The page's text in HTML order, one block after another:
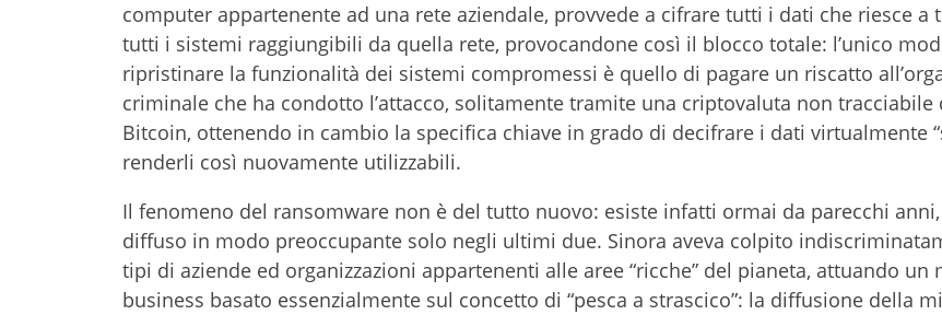
computer appartenente ad una rete aziendale, provvede a cifrare tutti i dati che riesce a
tutti i sistemi raggiungibili da quella rete, provocandone così il blocco totale: l’unico
ripristinare la funzionalità dei sistemi compromessi è quello di pagare un riscatto
criminale che ha condotto l’attacco, solitamente tramite una criptovaluta non tracciabile
Bitcoin, ottenendo in cambio la specifica chiave in grado di decifrare i dati virtualmente
renderli così nuovamente utilizzabili.
Il fenomeno del ransomware non è del tutto nuovo: esiste infatti ormai da parecchi
diffuso in modo preoccupante solo negli ultimi due. Sinora aveva colpito
tipi di aziende ed organizzazioni appartenenti alle aree “ricche” del pianeta, attuando un
business basato essenzialmente sul concetto di “pesca a strascico”: la diffusione della